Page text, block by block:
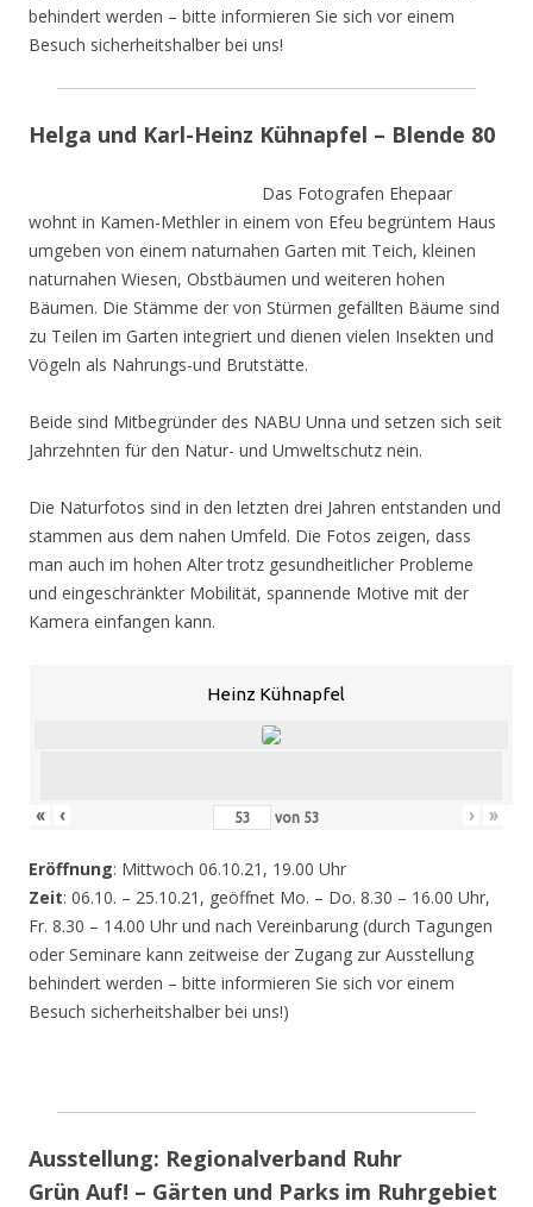
behindert werden – bitte informieren Sie sich vor einem
Besuch sicherheitshalber bei uns!
Helga und Karl-Heinz Kühnapfel – Blende 80
Das Fotografen Ehepaar
wohnt in Kamen-Methler in einem von Efeu begrüntem Haus
umgeben von einem naturnahen Garten mit Teich, kleinen
naturnahen Wiesen, Obstbäumen und weiteren hohen
Bäumen. Die Stämme der von Stürmen gefällten Bäume sind
zu Teilen im Garten integriert und dienen vielen Insekten und
Vögeln als Nahrungs-und Brutstätte.
Beide sind Mitbegründer des NABU Unna und setzen sich seit
Jahrzehnten für den Natur- und Umweltschutz nein.
Die Naturfotos sind in den letzten drei Jahren entstanden und
stammen aus dem nahen Umfeld. Die Fotos zeigen, dass
man auch im hohen Alter trotz gesundheitlicher Probleme
und eingeschränkter Mobilität, spannende Motive mit der
Kamera einfangen kann.
Heinz Kühnapfel
« ‹ von 53 › »
Eröffnung: Mittwoch 06.10.21, 19.00 Uhr
Zeit: 06.10. – 25.10.21, geöffnet Mo. – Do. 8.30 – 16.00 Uhr,
Fr. 8.30 – 14.00 Uhr und nach Vereinbarung (durch Tagungen
oder Seminare kann zeitweise der Zugang zur Ausstellung
behindert werden – bitte informieren Sie sich vor einem
Besuch sicherheitshalber bei uns!)
Ausstellung: Regionalverband Ruhr
Grün Auf! – Gärten und Parks im Ruhrgebiet